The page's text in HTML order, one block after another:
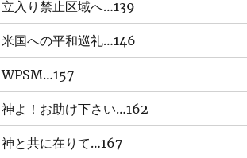
立入り禁止区域へ…139
米国への平和巡礼…146
WPSM…157
神よ！お助け下さい…162
神と共に在りて…167